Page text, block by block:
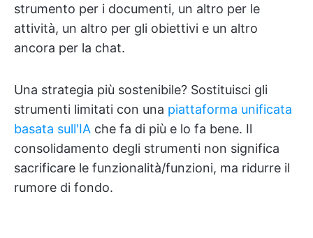
strumento per i documenti, un altro per le
attività, un altro per gli obiettivi e un altro
ancora per la chat.
Una strategia più sostenibile? Sostituisci gli
strumenti limitati con una piattaforma unificata
basata sull'IA che fa di più e lo fa bene. Il
consolidamento degli strumenti non significa
sacrificare le funzionalità/funzioni, ma ridurre il
rumore di fondo.